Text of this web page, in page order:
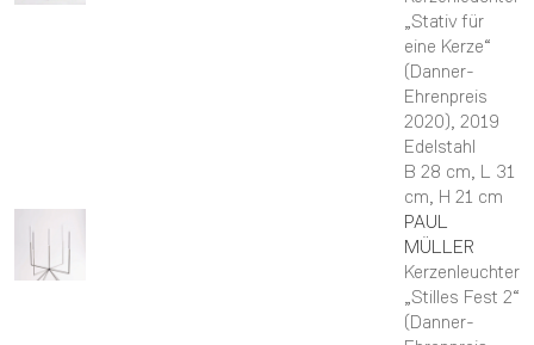
„Stativ für
eine Kerze“
(Danner-
Ehrenpreis
2020), 2019
Edelstahl
B 28 cm, L 31
cm, H 21 cm
PAUL
MÜLLER
Kerzenleuchter
„Stilles Fest 2“
(Danner-